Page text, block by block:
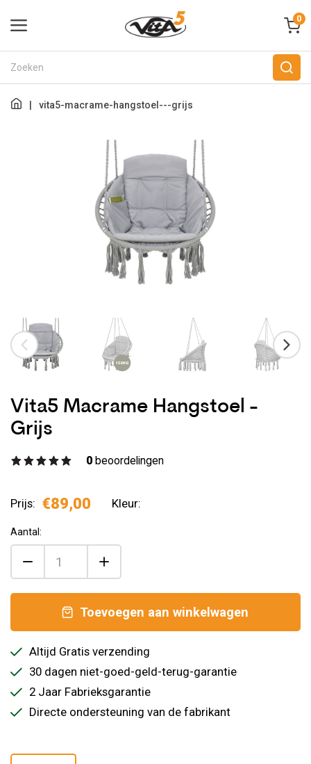
0
| vita5-macrame-hangstoel---grijs
Vita5 Macrame Hangstoel -
Grijs
0beoordelingen
Prijs: €89,00 Kleur:
Aantal:
Toevoegen aan winkelwagen
Altijd Gratis verzending
30 dagen niet-goed-geld-terug-garantie
2 Jaar Fabrieksgarantie
Directe ondersteuning van de fabrikant